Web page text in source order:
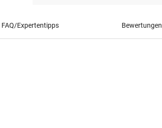
FAQ/Expertentipps Bewertungen